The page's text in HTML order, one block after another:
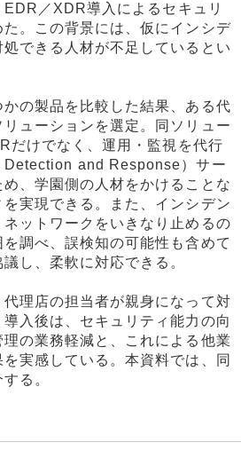
／XDR導入によるセキュリ
。この背景には、仮にインシデ
できる人材が不足しているとい
の製品を比較した結果、ある代
ューションを選定。同ソリュー
だけでなく、運用・監視を代行
and Response）サー
、学園側の人材をかけることな
実現できる。また、インシデン
ネットワークをいきなり止めるの
調べ、誤検知の可能性も含めて
し、柔軟に対応できる。
理店の担当者が親身になって対
入後は、セキュリティ能力の向
理の業務軽減と、これによる他業
実感している。本資料では、同
る。